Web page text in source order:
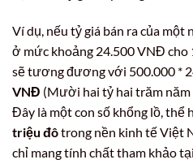
Ví dụ, nếu tỷ giá bán ra của
ở mức khoảng 24.500 VNĐ cho
sẽ tương đương với 500.000 *
VNĐ (Mười hai tỷ hai trăm
Đây là một con số khổng lồ, thể
triệu đôtrong nền kinh tế Việt
chỉ mang tính chất tham khảo